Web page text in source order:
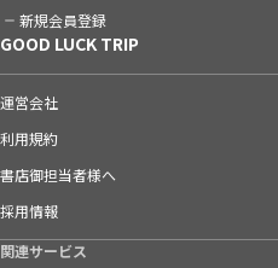
新規会員登録
GOOD LUCK TRIP
運営会社
利用規約
書店御担当者様へ
採用情報
関連サービス